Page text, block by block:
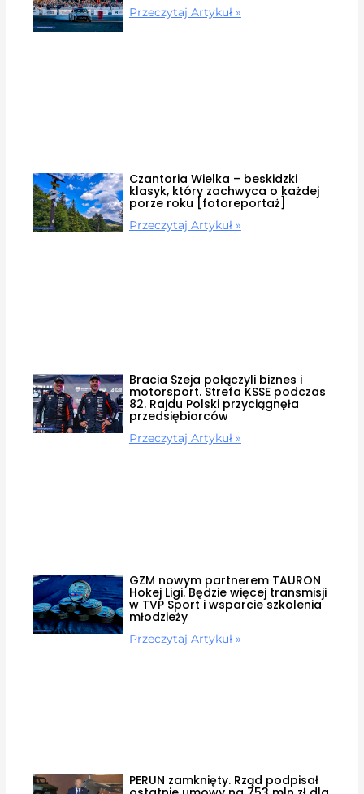
Przeczytaj Artykuł »
Czantoria Wielka – beskidzki
klasyk, który zachwyca o każdej
porze roku [fotoreportaż]
Przeczytaj Artykuł »
Bracia Szeja połączyli biznes i
motorsport. Strefa KSSE podczas
82. Rajdu Polski przyciągnęła
przedsiębiorców
Przeczytaj Artykuł »
GZM nowym partnerem TAURON
Hokej Ligi. Będzie więcej transmisji
w TVP Sport i wsparcie szkolenia
młodzieży
Przeczytaj Artykuł »
PERUN zamknięty. Rząd podpisał